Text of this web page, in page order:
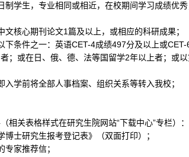
制学生，专业相同或相近，在校期间学习成绩优
文核心期刊论文1篇及以上，或相应的科研成果；
下条件之一：英语CET-4成绩497分及以上或CET-
；或在日、俄、德、法等国留学2年以上者；或
学前将全部人事档案、组织关系等转入我校；
相关表格样式在研究生院网站“下载中心”专栏）：
士研究生报考登记表》（双面打印）；
家推荐信；